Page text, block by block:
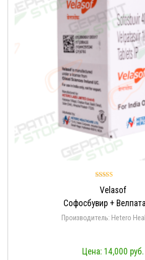
Оценка
5.00
из 5
Velasof
Софосбувир +
Производитель: Hetero
14,000 руб.